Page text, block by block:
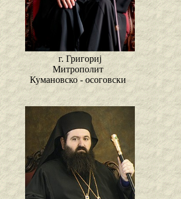
г. Григориј
Митрополит
Кумановско - осоговски